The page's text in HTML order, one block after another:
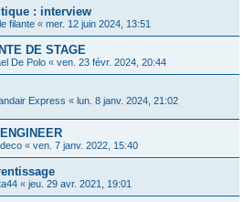
: interview
filante « mer. 12 juin 2024, 13:51
DE STAGE
De Polo « ven. 23 févr. 2024, 20:44
Express « lun. 8 janv. 2024, 21:02
« ven. 7 janv. 2022, 15:40
« jeu. 29 avr. 2021, 19:01